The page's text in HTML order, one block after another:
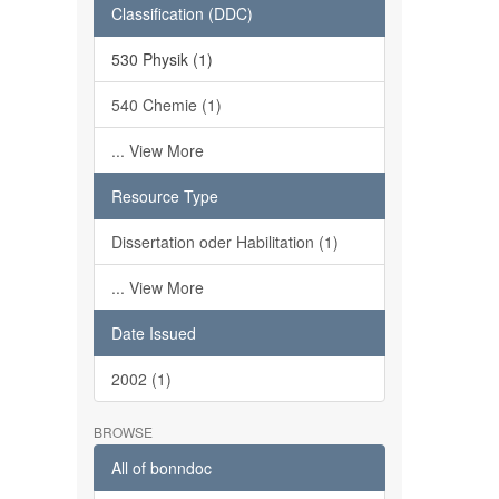
Classification (DDC)
530 Physik (1)
540 Chemie (1)
... View More
Resource Type
Dissertation oder Habilitation (1)
... View More
Date Issued
2002 (1)
BROWSE
All of bonndoc